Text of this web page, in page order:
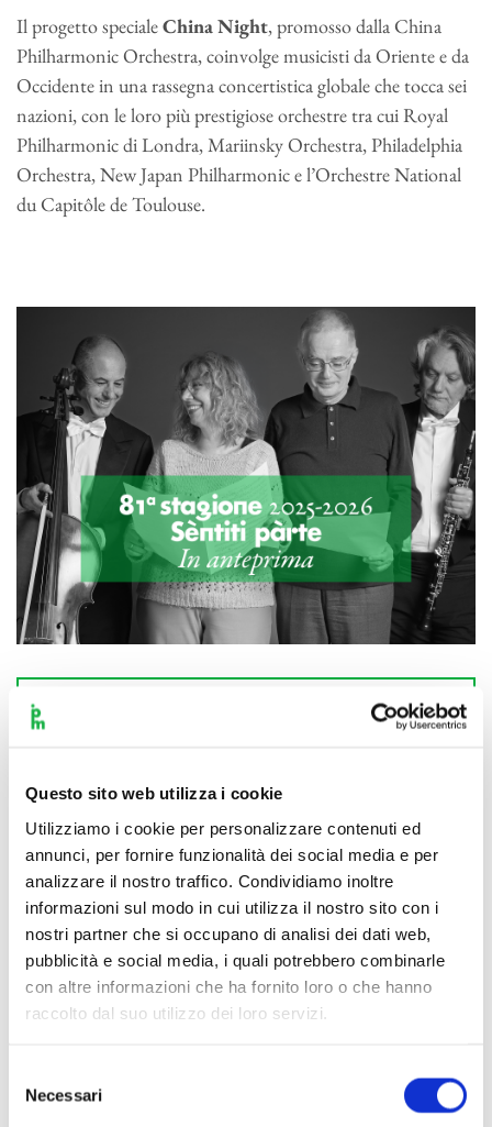
Questo sito web utilizza i cookie
Utilizziamo i cookie per personalizzare contenuti ed
annunci, per fornire funzionalità dei social media e per
analizzare il nostro traffico. Condividiamo inoltre
informazioni sul modo in cui utilizza il nostro sito con i
nostri partner che si occupano di analisi dei dati web,
pubblicità e social media, i quali potrebbero combinarle
con altre informazioni che ha fornito loro o che hanno
raccolto dal suo utilizzo dei loro servizi.
delNecessari
Il progetto specialeChina Night, promosso dalla China
Philharmonic Orchestra, coinvolge musicisti da Oriente e da
Occidente in una rassegna concertistica globale che tocca sei
nazioni, con le loro più prestigiose orchestre tra cui Royal
Philharmonic di Londra, Mariinsky Orchestra, Philadelphia
Orchestra, New Japan Philharmonic e l’Orchestre National
du Capitôle de Toulouse.